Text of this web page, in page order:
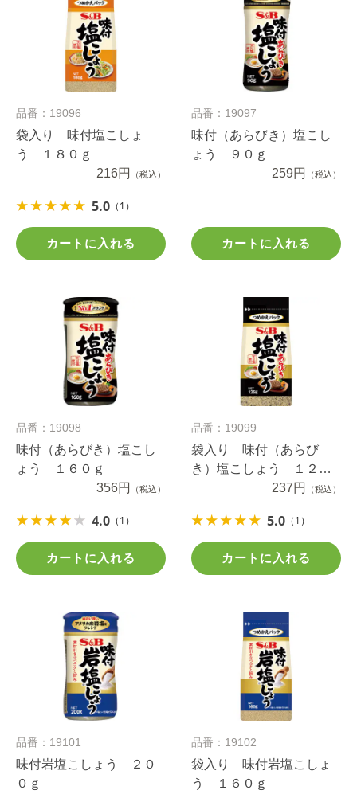
品番：19096
袋入り 味付塩こしょ
う １８０ｇ
216円
（税込）
5.0 （1）
カートに入れる
品番：19097
味付（あらびき）塩こし
ょう ９０ｇ
259円
（税込）
カートに入れる
品番：19098
味付（あらびき）塩こし
ょう １６０ｇ
356円
（税込）
4.0 （1）
カートに入れる
品番：19099
袋入り 味付（あらび
き）塩こしょう １２５
237円 （税込）
5.0 （1）
カートに入れる
品番：19101
味付岩塩こしょう ２０
０ｇ
品番：19102
袋入り 味付岩塩こしょ
う １６０ｇ